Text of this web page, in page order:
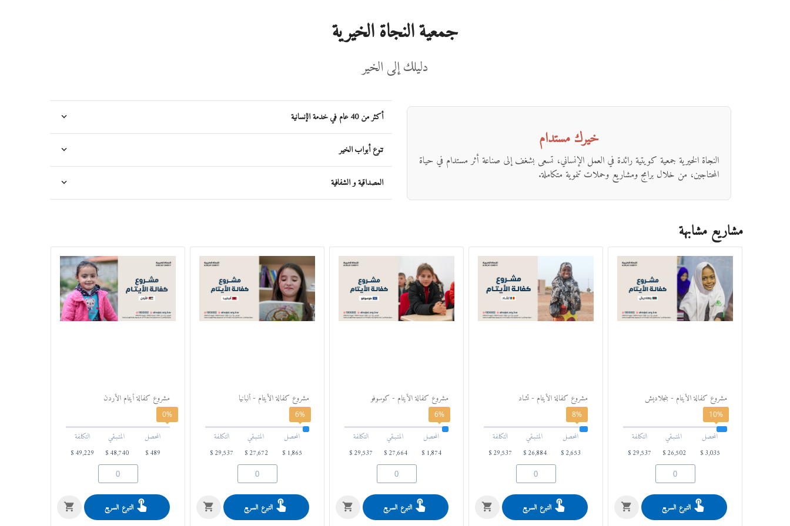
جمعية النجاة الخيرية
دليلك إلى الخير
خيرك مستدام
النجاة الخيرية جمعية كويتية رائدة في العمل الإنساني، تسعى بشغف إلى صناعة أثر مستدام في حياة
المحتاجين، من خلال برامج ومشاريع وحملات تنموية متكاملة.
أكثر من 40 عام في خدمة الإنسانية
تنوع أبواب الخير
المصداقية و الشفافية
مشاريع مشابهة
مشروع كفالة أيتام الأردن
0%
المحصل
489
$
المتـبـقي
48,740
$
التكلفة
49,229
$
التبرع السريع
مشروع كفالة الأيتام - ألبانيا
6%
المحصل
1,865
$
المتـبـقي
27,672
$
التكلفة
29,537
$
التبرع السريع
مشروع كفالة الأيتام - كوسوفو
6%
المحصل
1,874
$
المتـبـقي
27,664
$
التكلفة
29,537
$
التبرع السريع
مشروع كفالة الأيتام - تشاد
8%
المحصل
2,653
$
المتـبـقي
26,884
$
التكلفة
29,537
$
التبرع السريع
مشروع كفالة الأيتام - بنجلاديش
10%
المحصل
3,035
$
المتـبـقي
26,502
$
التكلفة
29,537
$
التبرع السريع